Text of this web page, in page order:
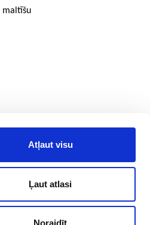
Atļaut visu
Ļaut atlasi
Noraidīt